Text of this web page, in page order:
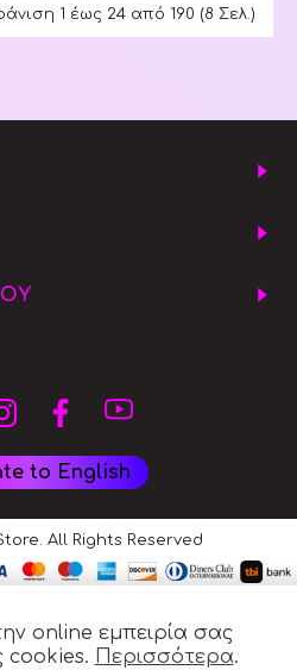
1 έως 24 από 190 (8 Σελ.)
to English
All Rights Reserved
online εμπειρία σας
cookies. Περισσότερα.